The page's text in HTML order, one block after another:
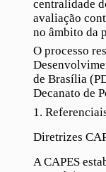
centralidade
avaliação
no âmbito da
O processo
de Brasília
Decanato de
1.
Diretrizes
A CAPES